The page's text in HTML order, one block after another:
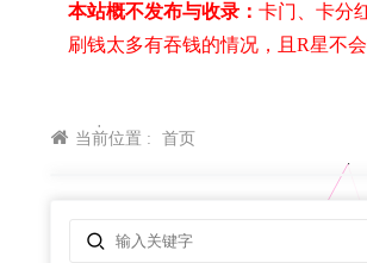
本站概不发布与收录： 卡门、卡分
刷钱太多有吞钱的情况，且R星不
当前位置 : 首页